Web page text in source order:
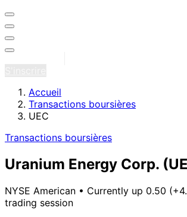
Accueil
Transactions boursières
UEC
Transactions boursières
Uranium Energy Corp.
NYSE American • Currently up 0.50
trading session